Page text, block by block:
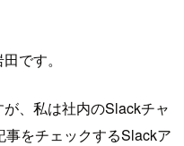
です。
、私は社内のSlackチャ
をチェックするSlackア